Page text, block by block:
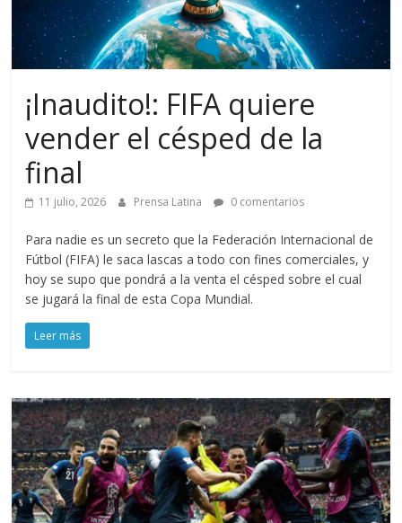
¡Inaudito!: FIFA quiere
vender el césped de la
final
11 julio, 2026 Prensa Latina 0 comentarios
Para nadie es un secreto que la Federación Internacional de
Fútbol (FIFA) le saca lascas a todo con fines comerciales, y
hoy se supo que pondrá a la venta el césped sobre el cual
se jugará la final de esta Copa Mundial.
Leer más